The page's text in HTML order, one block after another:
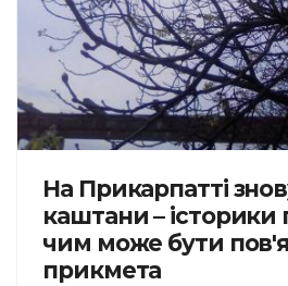
На Прикарпатті
каштани –
чим може бути
прикмета